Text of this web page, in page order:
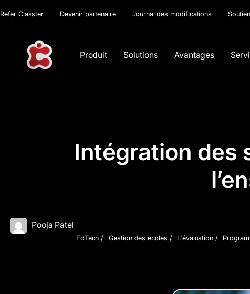
Refer Classter Devenir partenaire Journal des modifications Soutien
Produit Solutions Avantages
Intégration des
Pooja Patel
EdTech / Gestion des écoles / L'évaluation /